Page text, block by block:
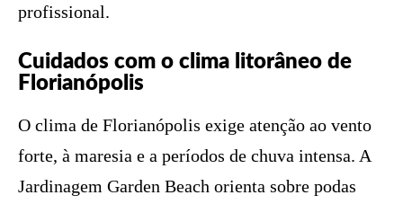
profissional.
Cuidados com o clima litorâneo de
Florianópolis
O clima de Florianópolis exige atenção ao vento
forte, à maresia e a períodos de chuva intensa. A
Jardinagem Garden Beach orienta sobre podas